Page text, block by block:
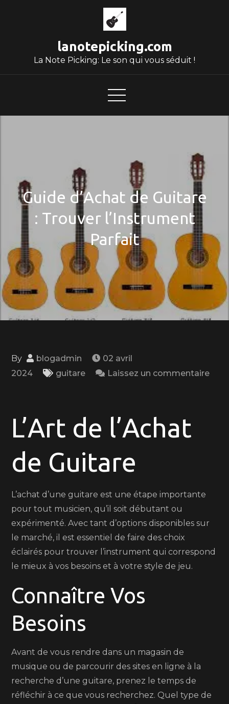
lanotepicking.com
La Note Picking: Le son qui vous séduit !
Guide d’Achat de Guitare
: Trouver l’Instrument
Parfait
By blogadmin
02 avril
2024
guitare
Laissez un commentaire
d’Achat
Trouver
L’Art de l’Achat
de Guitare
L’achat d’une guitare est une étape importante
pour tout musicien, qu’il soit débutant ou
expérimenté. Avec tant d’options disponibles sur
le marché, il est essentiel de faire des choix
éclairés pour trouver l’instrument qui correspond
le mieux à vos besoins et à votre style de jeu.
Connaître Vos
Besoins
Avant de vous rendre dans un magasin de
musique ou de parcourir des sites en ligne à la
recherche d’une guitare, prenez le temps de
réfléchir à ce que vous recherchez. Quel type de